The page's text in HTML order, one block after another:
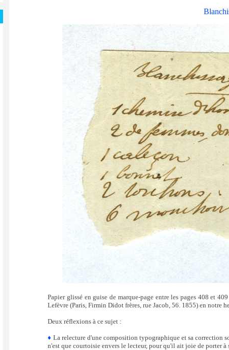
Papier glissé en guise de marque-page entre les pages 408 et
Lefèvre (Paris, Firmin Didot frères, rue Jacob, 56. 1855) en notre
Deux réflexions à ce sujet :
♦ La relecture d'une composition typographique et sa correction
n'est que courtoisie envers le lecteur, pour qu'il ait joie de porter